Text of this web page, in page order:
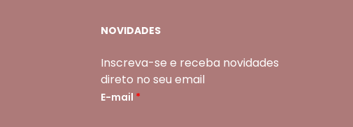
NOVIDADES
Inscreva-se e receba novidades
direto no seu email
E-mail *